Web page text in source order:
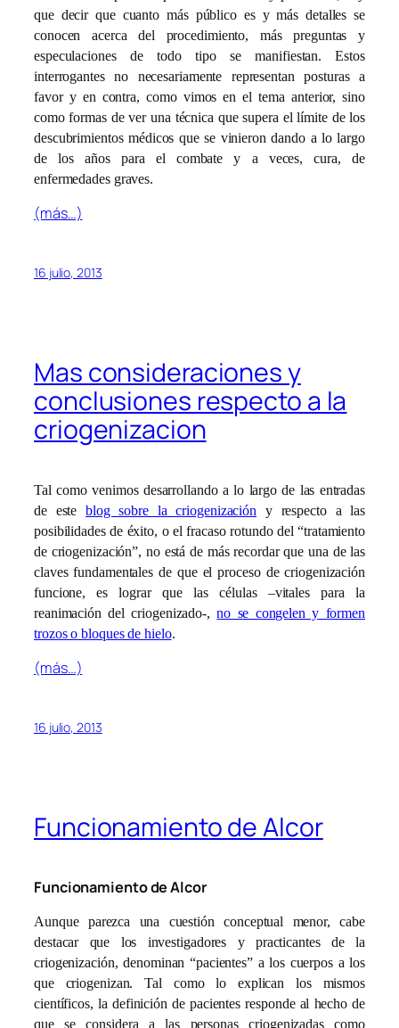
que decir que cuanto más público es y más detalles se
conocen acerca del procedimiento, más preguntas y
especulaciones de todo tipo se manifiestan. Estos
interrogantes no necesariamente representan posturas a
favor y en contra, como vimos en el tema anterior, sino
como formas de ver una técnica que supera el límite de los
descubrimientos médicos que se vinieron dando a lo largo
de los años para el combate y a veces, cura, de
enfermedades graves.
(más…)
16 julio, 2013
Mas consideraciones y
conclusiones respecto a la
criogenizacion
Tal como venimos desarrollando a lo largo de las entradas
de esteblog sobre la criogenización y respecto a las
posibilidades de éxito, o el fracaso rotundo del “tratamiento
de criogenización”, no está de más recordar que una de las
claves fundamentales de que el proceso de criogenización
funcione, es lograr que las células –vitales para la
reanimación del criogenizado-,no se congelen y formen
trozos o bloques de hielo.
(más…)
16 julio, 2013
Funcionamiento de Alcor
Funcionamiento de Alcor
Aunque parezca una cuestión conceptual menor, cabe
destacar que los investigadores y practicantes de la
criogenización, denominan “pacientes” a los cuerpos a los
que criogenizan. Tal como lo explican los mismos
científicos, la definición de pacientes responde al hecho de
que se considera a las personas criogenizadas como